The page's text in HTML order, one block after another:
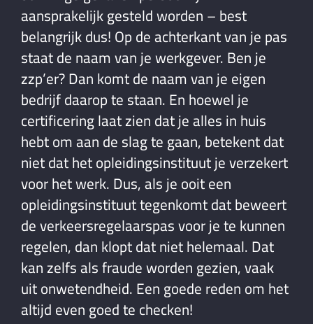
aansprakelijk gesteld worden – best
belangrijk dus! Op de achterkant van je pas
staat de naam van je werkgever. Ben je
zzp’er? Dan komt de naam van je eigen
bedrijf daarop te staan. En hoewel je
certificering laat zien dat je alles in huis
hebt om aan de slag te gaan, betekent dat
niet dat het opleidingsinstituut je verzekert
voor het werk. Dus, als je ooit een
opleidingsinstituut tegenkomt dat beweert
de verkeersregelaarspas voor je te kunnen
regelen, dan klopt dat niet helemaal. Dat
kan zelfs als fraude worden gezien, vaak
uit onwetendheid. Een goede reden om het
altijd even goed te checken!